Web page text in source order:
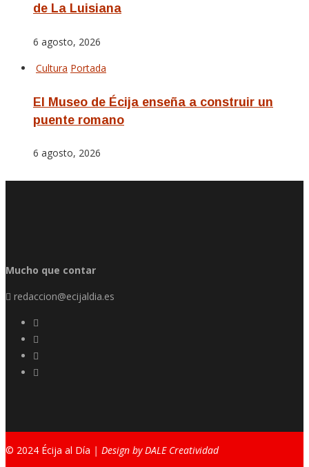
de La Luisiana
6 agosto, 2026
Cultura Portada
El Museo de Écija enseña a construir un
puente romano
6 agosto, 2026
Mucho que contar
redaccion@ecijaldia.es
© 2024 Écija al Día | Design by DALE Creatividad